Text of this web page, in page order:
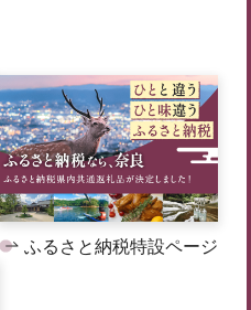
ふるさと納税特設ページ